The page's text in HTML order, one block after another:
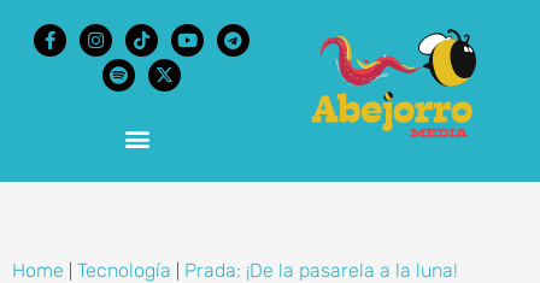
Home Tecnología Prada: ¡De la pasarela a la luna!